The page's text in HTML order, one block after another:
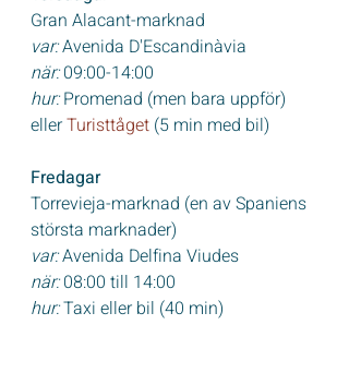
Gran Alacant-marknad
var: Avenida D'Escandinàvia
när: 09:00-14:00
hur: Promenad (men bara uppför)
eller Turisttåget (5 min med bil)
Fredagar
Torrevieja-marknad (en av Spaniens
största marknader)
var: Avenida Delfina Viudes
när: 08:00 till 14:00
hur: Taxi eller bil (40 min)